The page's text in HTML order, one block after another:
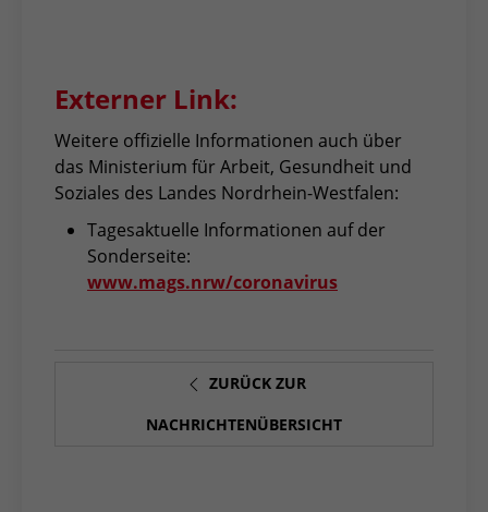
Externer Link:
Weitere offizielle Informationen auch über
das Ministerium für Arbeit, Gesundheit und
Soziales des Landes Nordrhein-Westfalen:
Tagesaktuelle Informationen auf der
Sonderseite:
www.mags.nrw/coronavirus
ZURÜCK ZUR
NACHRICHTENÜBERSICHT